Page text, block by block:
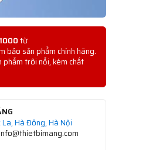
từ
bảo sản phẩm chính hãng.
phẩm trôi nổi, kém chất
La, Hà Đông, Hà Nội